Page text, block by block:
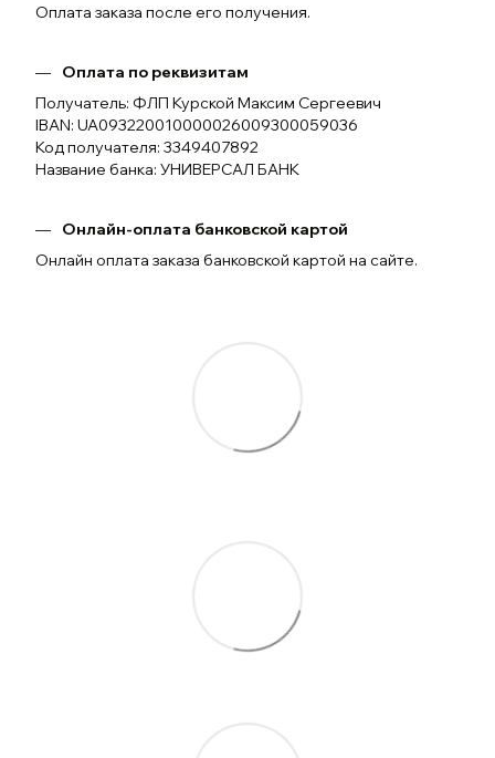
Оплата заказа после его получения.
Оплата по реквизитам
Получатель: ФЛП Курской Максим Сергеевич
IBAN: UA093220010000026009300059036
Код получателя: 3349407892
Название банка: УНИВЕРСАЛ БАНК
Онлайн-оплата банковской картой
Онлайн оплата заказа банковской картой на сайте.